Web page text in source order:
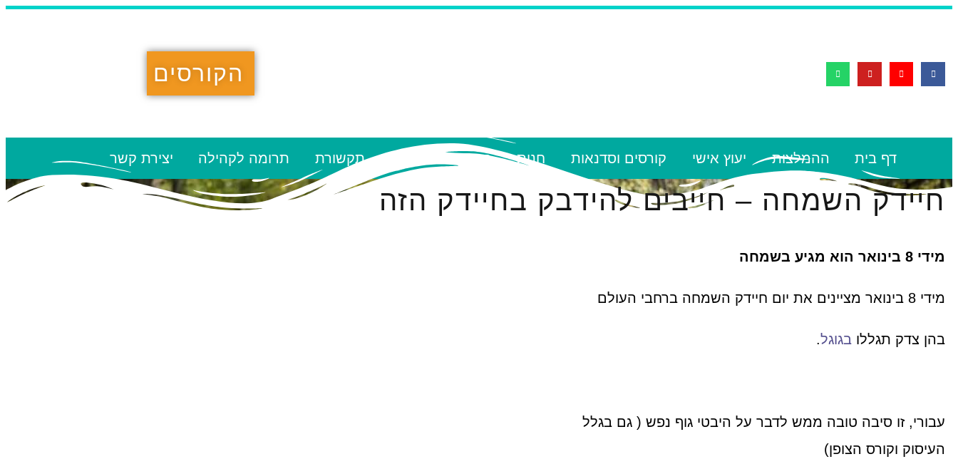
הקורסים
דף בית ההמלצות יעוץ אישי קורסים וסדנאות חנות הספריה הרוחנית תקשורת תרומה לקהילה יצירת קשר
חיידק השמחה – חייבים להידבק בחיידק הזה
מידי 8 בינואר הוא מגיע בשמחה
מידי 8 בינואר מציינים את יום חיידק השמחה ברחבי העולם
בהן צדק תגללו בגוגל.
עבורי, זו סיבה טובה ממש לדבר על היבטי גוף נפש ( גם בגלל
העיסוק וקורס הצופן)